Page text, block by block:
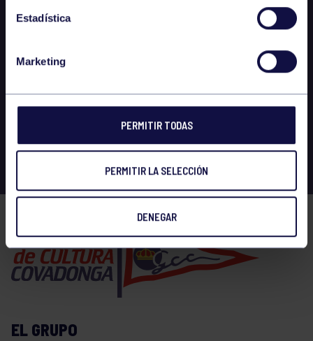
Estadística
Marketing
PERMITIR TODAS
PERMITIR LA SELECCIÓN
DENEGAR
EL GRUPO